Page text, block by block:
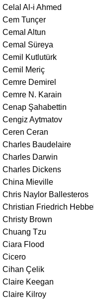
Celal Al-i Ahmed
Cem Tunçer
Cemal Altun
Cemal Süreya
Cemil Kutlutürk
Cemil Meriç
Cemre Demirel
Cemre N. Karain
Cenap Şahabettin
Cengiz Aytmatov
Ceren Ceran
Charles Baudelaire
Charles Darwin
Charles Dickens
China Mieville
Chris Naylor Ballesteros
Christian Friedrich Hebbel
Christy Brown
Chuang Tzu
Ciara Flood
Cicero
Cihan Çelik
Claire Keegan
Claire Kilroy